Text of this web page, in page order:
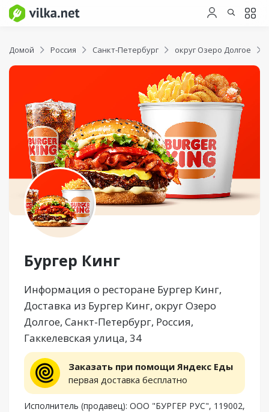
Домой Россия Санкт-Петербург округ Озеро Долгое
Бургер Кинг
Информация о ресторане Бургер Кинг,
Доставка из Бургер Кинг, округ Озеро
Долгое, Санкт-Петербург, Россия,
Гаккелевская улица, 34
Заказать при помощи Яндекс Еды
первая доставка бесплатно
Исполнитель (продавец): ООО "БУРГЕР РУС", 119002,